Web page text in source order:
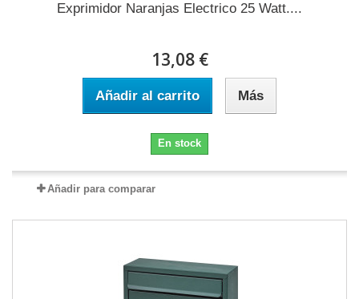
Exprimidor Naranjas Electrico 25 Watt....
13,08 €
Añadir al carrito Más
En stock
Añadir para comparar